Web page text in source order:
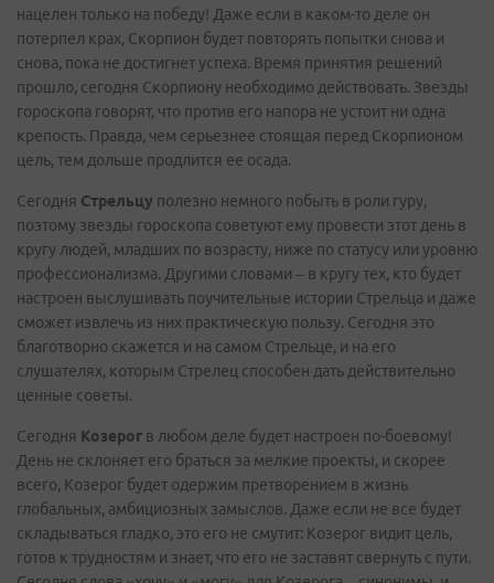
нацелен только на победу! Даже если в каком-то деле он
потерпел крах, Скорпион будет повторять попытки снова и
снова, пока не достигнет успеха. Время принятия решений
прошло, сегодня Скорпиону необходимо действовать. Звезды
гороскопа говорят, что против его напора не устоит ни одна
крепость. Правда, чем серьезнее стоящая перед Скорпионом
цель, тем дольше продлится ее осада.
Сегодня Стрельцу полезно немного побыть в роли гуру,
поэтому звезды гороскопа советуют ему провести этот день в
кругу людей, младших по возрасту, ниже по статусу или уровню
профессионализма. Другими словами – в кругу тех, кто будет
настроен выслушивать поучительные истории Стрельца и даже
сможет извлечь из них практическую пользу. Сегодня это
благотворно скажется и на самом Стрельце, и на его
слушателях, которым Стрелец способен дать действительно
ценные советы.
Сегодня Козерог в любом деле будет настроен по-боевому!
День не склоняет его браться за мелкие проекты, и скорее
всего, Козерог будет одержим претворением в жизнь
глобальных, амбициозных замыслов. Даже если не все будет
складываться гладко, это его не смутит: Козерог видит цель,
готов к трудностям и знает, что его не заставят свернуть с пути.